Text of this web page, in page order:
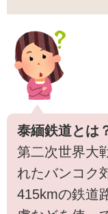
泰緬鉄道とは
第二次世界大
れたバンコク
415kmの鉄道